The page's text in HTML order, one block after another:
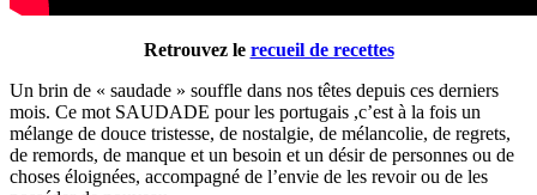
Retrouvez le recueil de recettes
Un brin de « saudade » souffle dans nos têtes depuis ces derniers
mois. Ce mot SAUDADE pour les portugais ,c’est à la fois un
mélange de douce tristesse, de nostalgie, de mélancolie, de regrets,
de remords, de manque et un besoin et un désir de personnes ou de
choses éloignées, accompagné de l’envie de les revoir ou de les